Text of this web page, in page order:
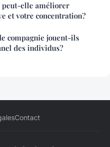
peut-elle améliorer
et votre concentration?
compagnie jouent-ils
des individus?
Contact